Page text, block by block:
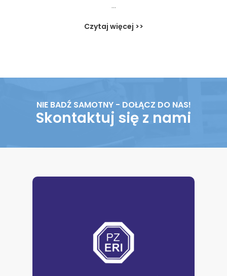
...
Czytaj więcej >>
NIE BADŹ SAMOTNY - DOŁĄCZ DO NAS!
Skontaktuj się z nami